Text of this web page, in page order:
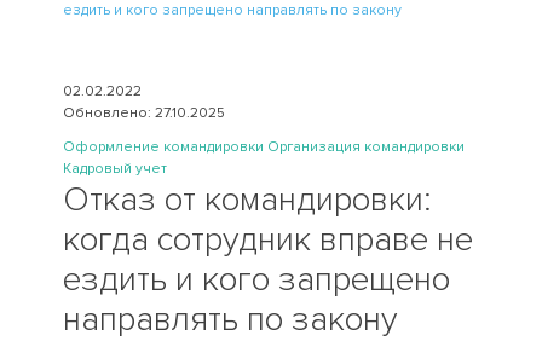
ездить и кого запрещено направлять по закону
02.02.2022
Обновлено: 27.10.2025
Оформление командировки Организация командировки
Кадровый учет
Отказ от командировки:
когда сотрудник вправе не
ездить и кого запрещено
направлять по закону